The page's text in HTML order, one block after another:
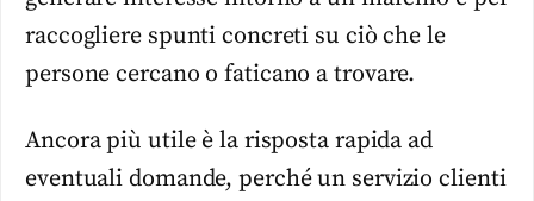
raccogliere spunti concreti su ciò che le
persone cercano o faticano a trovare.
Ancora più utile è la risposta rapida ad
eventuali domande, perché un servizio clienti